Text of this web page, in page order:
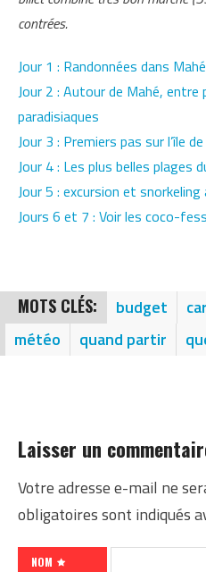
contrées.
Jour 1 : Randonnées dans
Jour 2 : Autour de Mahé, entre
paradisiaques
Jour 3 : Premiers pas sur l’île
Jour 4 : Les plus belles plages
Jour 5 : excursion et
Jours 6 et 7 : Voir les coco-
MOTS CLÉS: budget
météo
quand partir
Laisser un
Votre adresse e-mail ne
obligatoires sont indiqués
NOM